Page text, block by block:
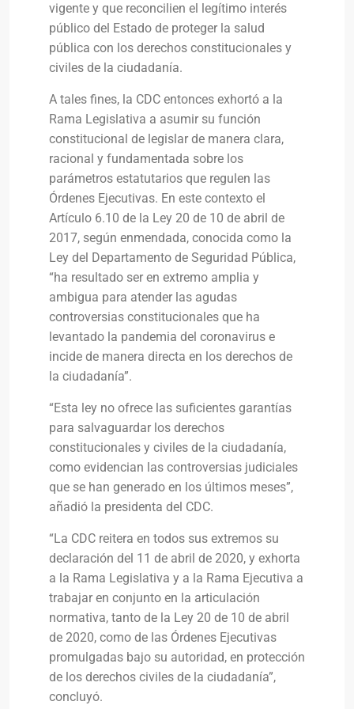
vigente y que reconcilien el legítimo interés
público del Estado de proteger la salud
pública con los derechos constitucionales y
civiles de la ciudadanía.
A tales fines, la CDC entonces exhortó a la
Rama Legislativa a asumir su función
constitucional de legislar de manera clara,
racional y fundamentada sobre los
parámetros estatutarios que regulen las
Órdenes Ejecutivas. En este contexto el
Artículo 6.10 de la Ley 20 de 10 de abril de
2017, según enmendada, conocida como la
Ley del Departamento de Seguridad Pública,
“ha resultado ser en extremo amplia y
ambigua para atender las agudas
controversias constitucionales que ha
levantado la pandemia del coronavirus e
incide de manera directa en los derechos de
la ciudadanía”.
“Esta ley no ofrece las suficientes garantías
para salvaguardar los derechos
constitucionales y civiles de la ciudadanía,
como evidencian las controversias judiciales
que se han generado en los últimos meses”,
añadió la presidenta del CDC.
“La CDC reitera en todos sus extremos su
declaración del 11 de abril de 2020, y exhorta
a la Rama Legislativa y a la Rama Ejecutiva a
trabajar en conjunto en la articulación
normativa, tanto de la Ley 20 de 10 de abril
de 2020, como de las Órdenes Ejecutivas
promulgadas bajo su autoridad, en protección
de los derechos civiles de la ciudadanía”,
concluyó.